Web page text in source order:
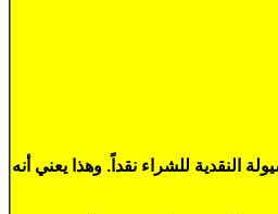
النقدية للشراء نقداً. وهذا يعني أنه